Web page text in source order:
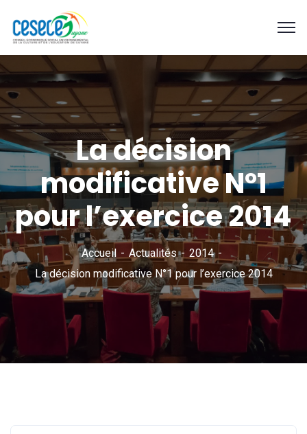
La décision
modificative N°1
pour l’exercice 2014
Accueil Actualités
2014
La décision modificative N°1 pour l’exercice 2014